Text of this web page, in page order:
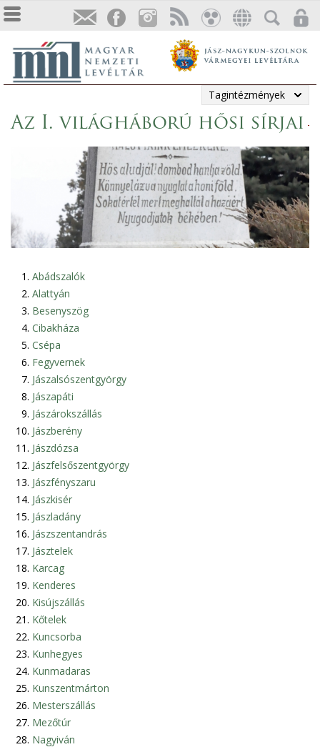
Tagintézmények
Az I. világháború hősi sírjai
Abádszalók
Alattyán
Besenyszög
Cibakháza
Csépa
Fegyvernek
Jászalsószentgyörgy
Jászapáti
Jászárokszállás
Jászberény
Jászdózsa
Jászfelsőszentgyörgy
Jászfényszaru
Jászkisér
Jászladány
Jászszentandrás
Jásztelek
Karcag
Kenderes
Kisújszállás
Kőtelek
Kuncsorba
Kunhegyes
Kunmadaras
Kunszentmárton
Mesterszállás
Mezőtúr
Nagyiván